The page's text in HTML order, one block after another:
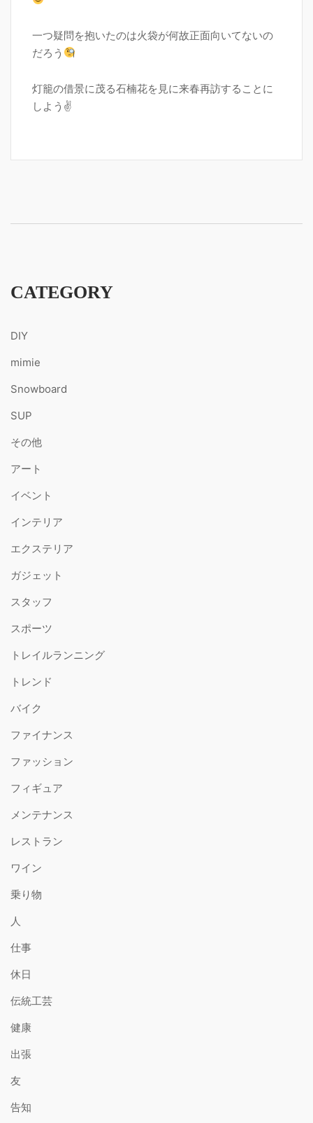
一つ疑問を抱いたのは火袋が何故正面向いてないの
だろう
灯籠の借景に茂る石楠花を見に来春再訪することに
しよう✌️
CATEGORY
DIY
mimie
Snowboard
SUP
その他
アート
イベント
インテリア
エクステリア
ガジェット
スタッフ
スポーツ
トレイルランニング
トレンド
バイク
ファイナンス
ファッション
フィギュア
メンテナンス
レストラン
ワイン
乗り物
人
仕事
休日
伝統工芸
健康
出張
友
告知